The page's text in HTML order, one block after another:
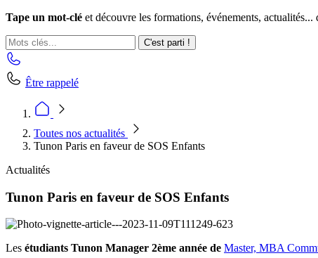
Tape un mot-clé et découvre les formations, événements, actualités...
C'est parti !
Être rappelé
Toutes nos actualités
Tunon Paris en faveur de SOS Enfants
Actualités
Tunon Paris en faveur de SOS Enfants
Les étudiants Tunon Manager 2ème année de Master, MBA